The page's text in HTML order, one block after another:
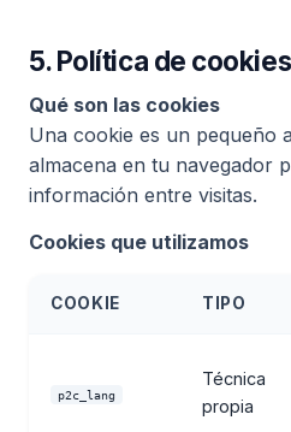
5.Política de cookies
Qué son las cookies
Una cookie es un pequeño
almacena en tu navegador
información entre visitas.
Cookies que utilizamos
COOKIE TIPO
p2c_lang
Técnica
propia